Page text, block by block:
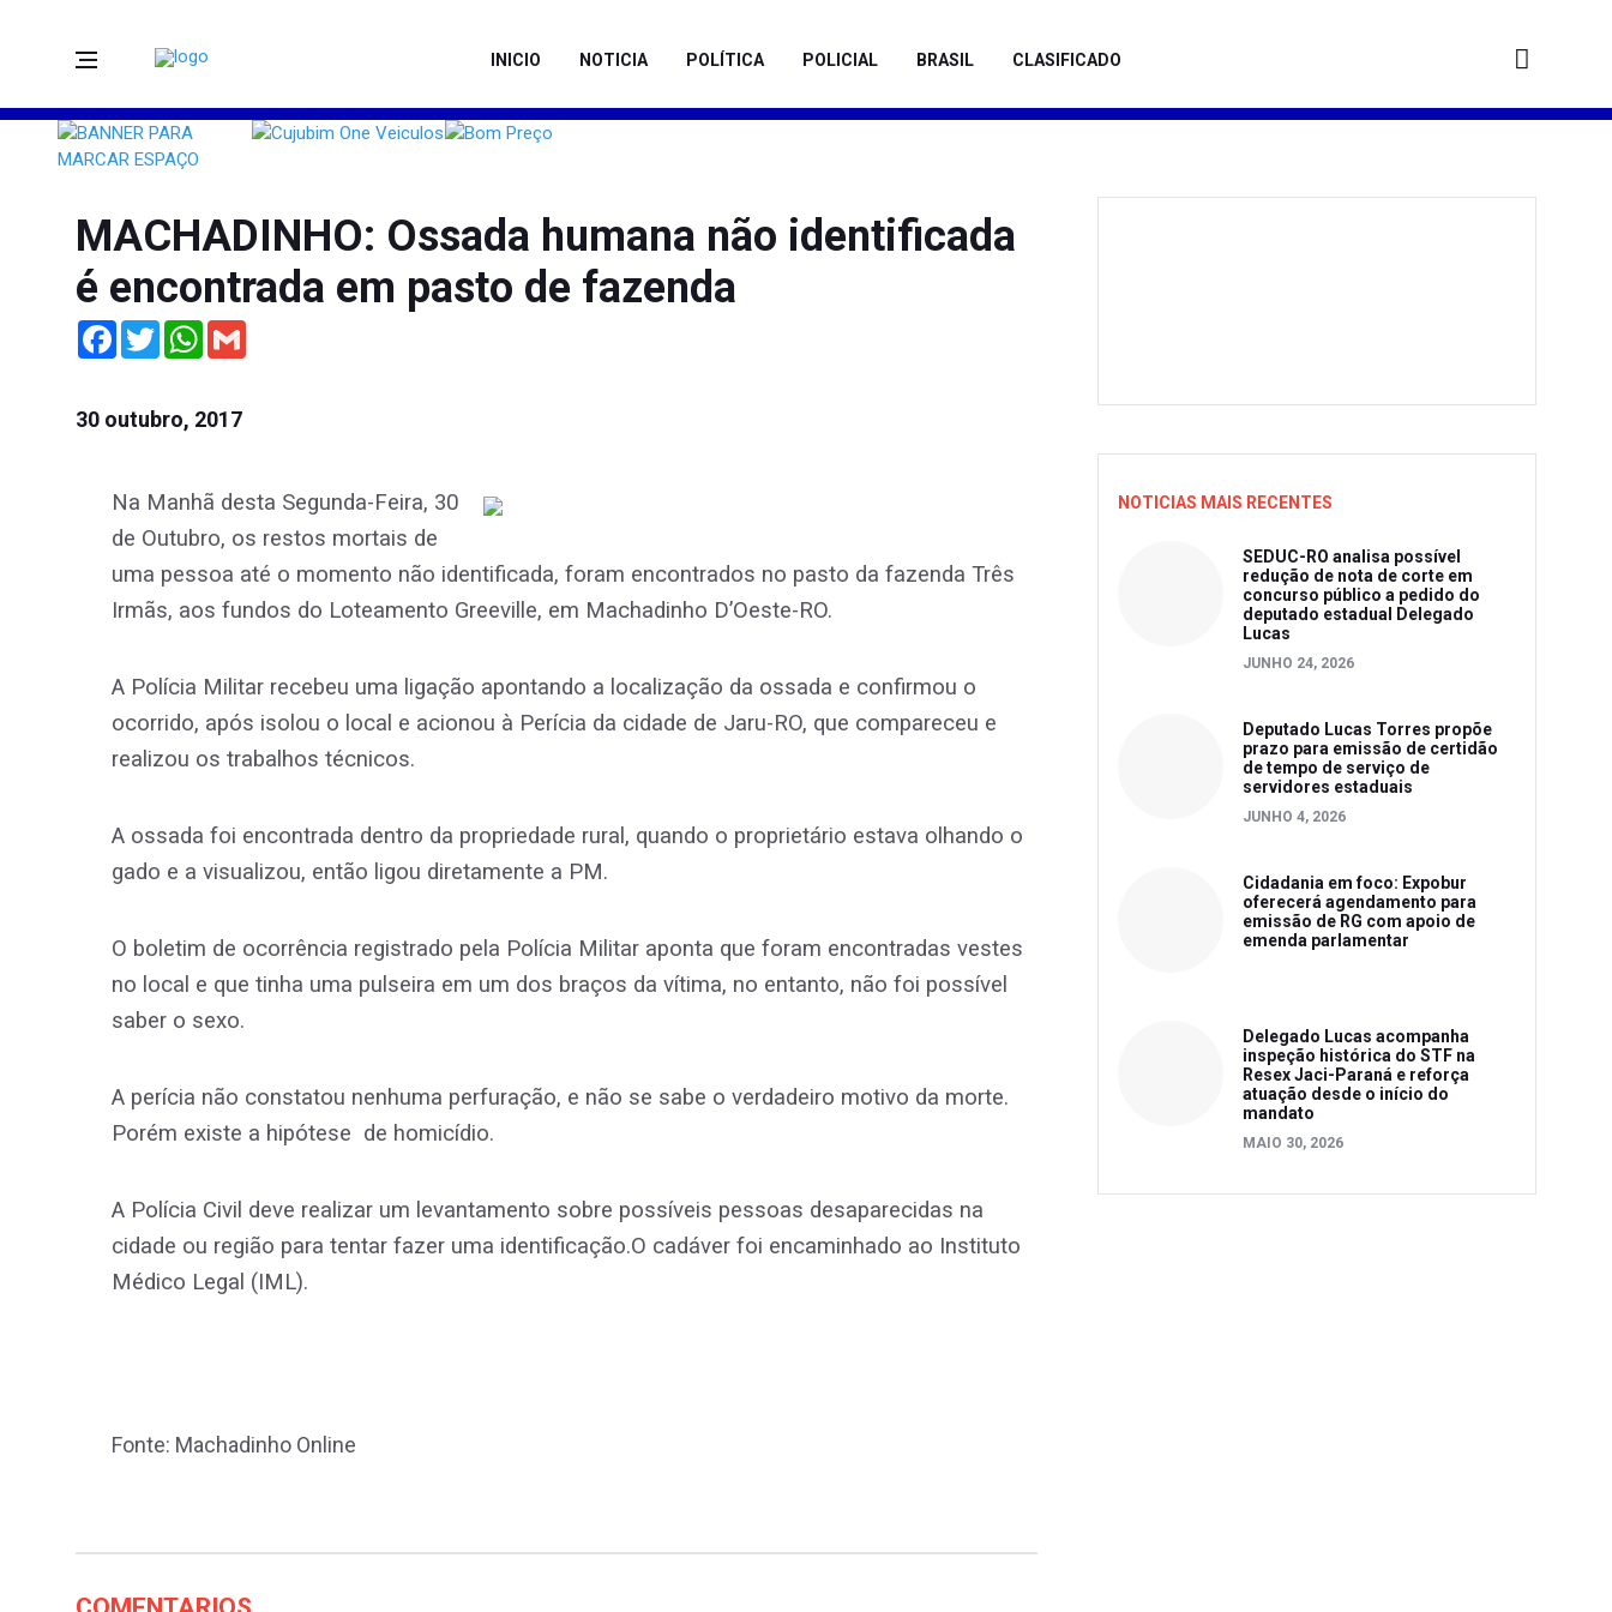
INICIO NOTICIA POLÍTICA POLICIAL BRASIL CLASIFICADO
MACHADINHO: Ossada humana não identificada
é encontrada em pasto de fazenda
Facebook
TwitterWhatsApp
30 outubro, 2017
Na Manhã desta Segunda-Feira, 30
de Outubro, os restos mortais de
uma pessoa até o momento não identificada, foram encontrados no pasto da fazenda Três
Irmãs, aos fundos do Loteamento Greeville, em Machadinho D’Oeste-RO.
A Polícia Militar recebeu uma ligação apontando a localização da ossada e confirmou o
ocorrido, após isolou o local e acionou à Perícia da cidade de Jaru-RO, que compareceu e
realizou os trabalhos técnicos.
A ossada foi encontrada dentro da propriedade rural, quando o proprietário estava olhando o
gado e a visualizou, então ligou diretamente a PM.
O boletim de ocorrência registrado pela Polícia Militar aponta que foram encontradas vestes
no local e que tinha uma pulseira em um dos braços da vítima, no entanto, não foi possível
saber o sexo.
A perícia não constatou nenhuma perfuração, e não se sabe o verdadeiro motivo da morte.
Porém existe a hipótese de homicídio.
A Polícia Civil deve realizar um levantamento sobre possíveis pessoas desaparecidas na
cidade ou região para tentar fazer uma identificação.O cadáver foi encaminhado ao Instituto
Médico Legal (IML).
Fonte: Machadinho Online
NOTICIAS MAIS RECENTES
SEDUC-RO analisa possível
redução de nota de corte em
concurso público a pedido do
deputado estadual Delegado
Lucas
JUNHO 24, 2026
Deputado Lucas Torres propõe
prazo para emissão de certidão
de tempo de serviço de
servidores estaduais
JUNHO 4, 2026
Cidadania em foco: Expobur
oferecerá agendamento para
emissão de RG com apoio de
emenda parlamentar
Delegado Lucas acompanha
inspeção histórica do STF na
Resex Jaci-Paraná e reforça
atuação desde o início do
mandato
MAIO 30, 2026